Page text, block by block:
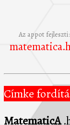
Az appot fejleszti:
Címke
MatematicA